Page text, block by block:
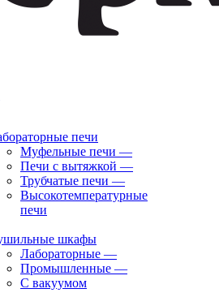
печи
Муфельные печи —
Печи с вытяжкой —
Трубчатые печи —
Высокотемпературные
печи
шкафы
Лабораторные —
Промышленные —
С вакуумом